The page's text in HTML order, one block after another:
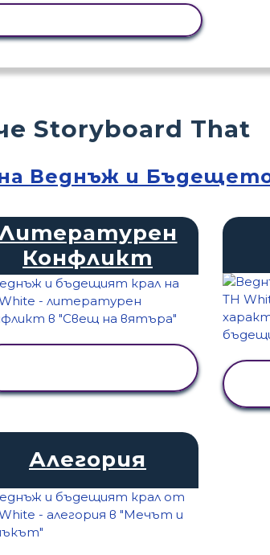
Storyboard That
Веднъж и
Конфликт
Алегория